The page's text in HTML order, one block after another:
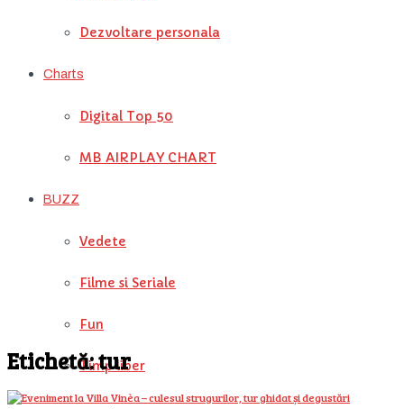
Dezvoltare personala
Charts
Digital Top 50
MB AIRPLAY CHART
BUZZ
Vedete
Filme si Seriale
Fun
Timp liber
Etichetă:tur